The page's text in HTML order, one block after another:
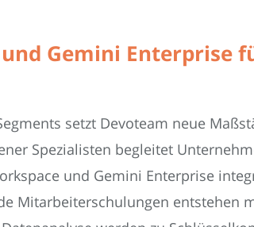
Gemini Enterprise
setzt Devoteam neue
Spezialisten begleitet
und Gemini Enterprise
Mitarbeiterschulungen entstehen